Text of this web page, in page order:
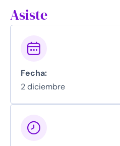
Asiste
Fecha:
2 diciembre